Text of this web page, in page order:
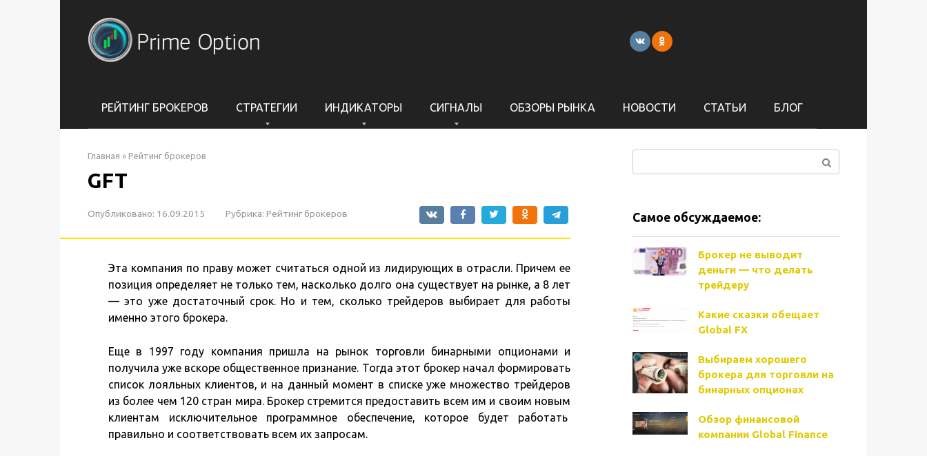
РЕЙТИНГ БРОКЕРОВ СТРАТЕГИИ ИНДИКАТОРЫ СИГНАЛЫ ОБЗОРЫ РЫНКА НОВОСТИ СТАТЬИ БЛОГ
Главная » Рейтинг брокеров
GFT
Опубликовано: 16.09.2015 Рубрика: Рейтинг брокеров
Эта компания по праву может считаться одной из лидирующих в отрасли. Причем ее
позиция определяет не только тем, насколько долго она существует на рынке, а 8 лет
— это уже достаточный срок. Но и тем, сколько трейдеров выбирает для работы
именно этого брокера.
Еще в 1997 году компания пришла на рынок торговли бинарными опционами и
получила уже вскоре общественное признание. Тогда этот брокер начал формировать
список лояльных клиентов, и на данный момент в списке уже множество трейдеров
из более чем 120 стран мира. Брокер стремится предоставить всем им и своим новым
клиентам исключительное программное обеспечение, которое будет работать
правильно и соответствовать всем их запросам.
Самое обсуждаемое:
Брокер не выводит
деньги — что делать
трейдеру
Какие сказки обещает
Global FX
Выбираем хорошего
брокера для торговли на
бинарных опционах
Обзор финансовой
компании Global Finance